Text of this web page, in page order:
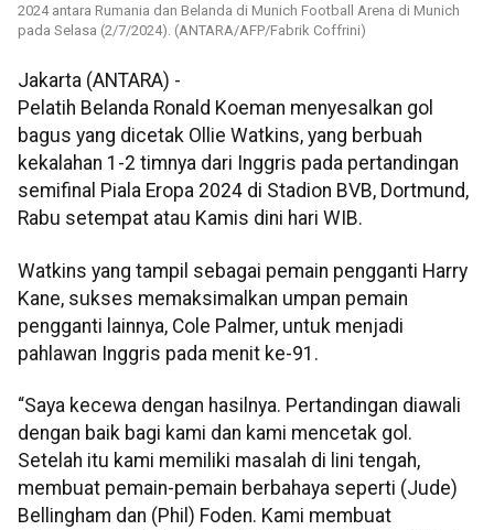
2024 antara Rumania dan Belanda di Munich Football Arena di Munich
pada Selasa (2/7/2024). (ANTARA/AFP/Fabrik Coffrini)
Jakarta (ANTARA) -
Pelatih Belanda Ronald Koeman menyesalkan gol
bagus yang dicetak Ollie Watkins, yang berbuah
kekalahan 1-2 timnya dari Inggris pada pertandingan
semifinal Piala Eropa 2024 di Stadion BVB, Dortmund,
Rabu setempat atau Kamis dini hari WIB.
Watkins yang tampil sebagai pemain pengganti Harry
Kane, sukses memaksimalkan umpan pemain
pengganti lainnya, Cole Palmer, untuk menjadi
pahlawan Inggris pada menit ke-91.
“Saya kecewa dengan hasilnya. Pertandingan diawali
dengan baik bagi kami dan kami mencetak gol.
Setelah itu kami memiliki masalah di lini tengah,
membuat pemain-pemain berbahaya seperti (Jude)
Bellingham dan (Phil) Foden. Kami membuat